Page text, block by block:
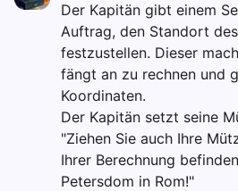
Der Kapitän gibt einem
Auftrag, den Standort
festzustellen. Dieser
fängt an zu rechnen und
Koordinaten.
Der Kapitän setzt seine
"Ziehen Sie auch Ihre
Ihrer Berechnung
Petersdom in Rom!"